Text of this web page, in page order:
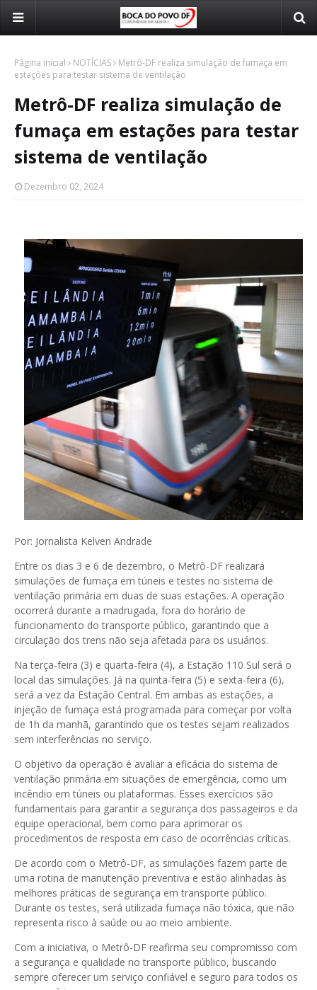
Página inicial NOTÍCIAS
Metrô-DF realiza simulação de fumaça em
estações para testar sistema de ventilação
Metrô-DF realiza simulação de
fumaça em estações para testar
sistema de ventilação
Dezembro 02, 2024
Por: Jornalista Kelven Andrade
Entre os dias 3 e 6 de dezembro, o Metrô-DF realizará
simulações de fumaça em túneis e testes no sistema de
ventilação primária em duas de suas estações. A operação
ocorrerá durante a madrugada, fora do horário de
funcionamento do transporte público, garantindo que a
circulação dos trens não seja afetada para os usuários.
Na terça-feira (3) e quarta-feira (4), a Estação 110 Sul será o
local das simulações. Já na quinta-feira (5) e sexta-feira (6),
será a vez da Estação Central. Em ambas as estações, a
injeção de fumaça está programada para começar por volta
de 1h da manhã, garantindo que os testes sejam realizados
sem interferências no serviço.
O objetivo da operação é avaliar a eficácia do sistema de
ventilação primária em situações de emergência, como um
incêndio em túneis ou plataformas. Esses exercícios são
fundamentais para garantir a segurança dos passageiros e da
equipe operacional, bem como para aprimorar os
procedimentos de resposta em caso de ocorrências críticas.
De acordo com o Metrô-DF, as simulações fazem parte de
uma rotina de manutenção preventiva e estão alinhadas às
melhores práticas de segurança em transporte público.
Durante os testes, será utilizada fumaça não tóxica, que não
representa risco à saúde ou ao meio ambiente.
Com a iniciativa, o Metrô-DF reafirma seu compromisso com
a segurança e qualidade no transporte público, buscando
sempre oferecer um serviço confiável e seguro para todos os